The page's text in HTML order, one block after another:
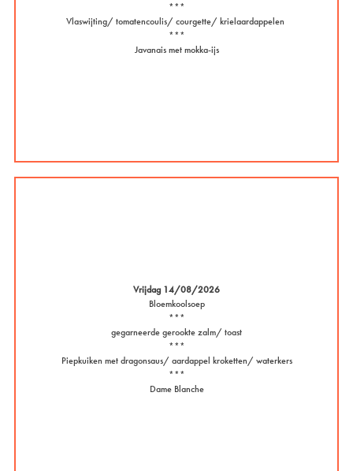
***
Vlaswijting/ tomatencoulis/ courgette/ krielaardappelen
***
Javanais met mokka-ijs
Vrijdag 14/08/2026
Bloemkoolsoep
***
gegarneerde gerookte zalm/ toast
***
Piepkuiken met dragonsaus/ aardappel kroketten/ waterkers
***
Dame Blanche